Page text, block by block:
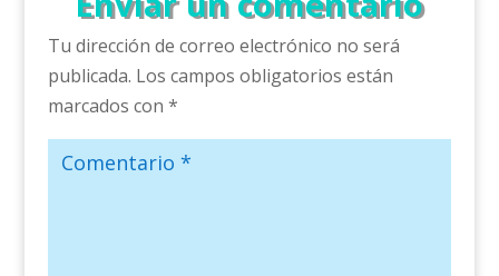
Tu dirección de correo electrónico no será
publicada. Los campos obligatorios están
marcados con *